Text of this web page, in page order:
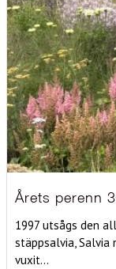
Årets perenn
1997 utsågs den
stäppsalvia, Salvia
vuxit...